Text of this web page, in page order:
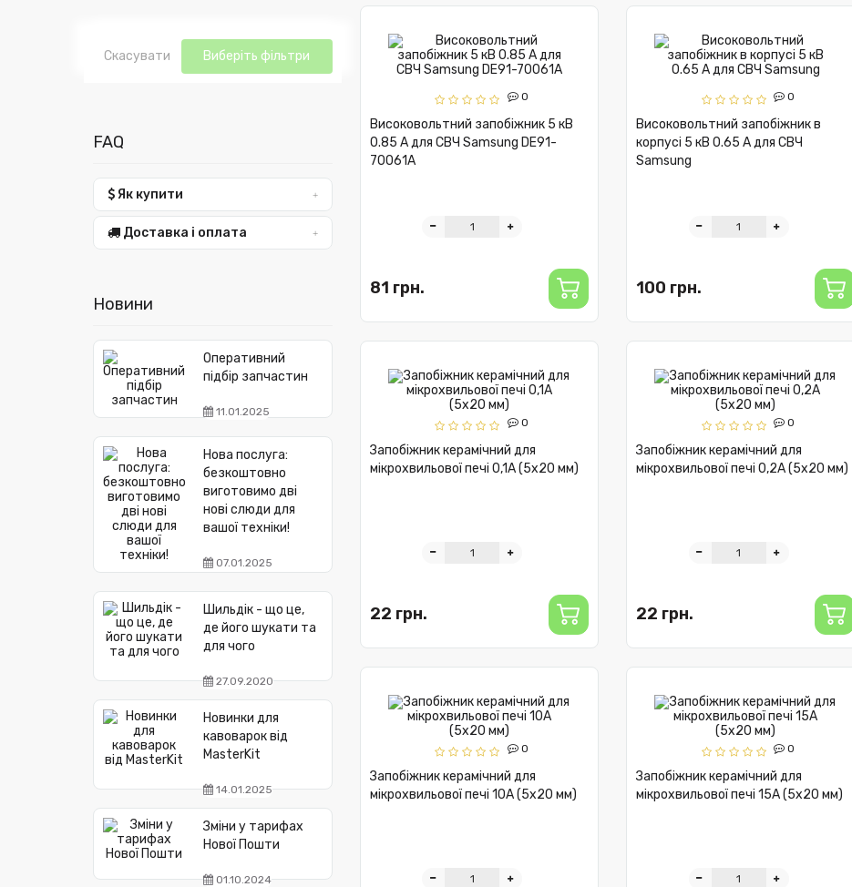
Скасувати Виберіть фільтри
FAQ
Як купити
Доставка і оплата
Новини
Оперативний
підбір запчастин
11.01.2025
Нова послуга:
безкоштовно
виготовимо дві
нові слюди для
вашої техніки!
07.01.2025
Шильдік - що це,
де його шукати та
для чого
27.09.2020
Новинки для
кавоварок від
MasterKit
14.01.2025
Зміни у тарифах
Нової Пошти
01.10.2024
0
Високовольтний запобіжник 5 кВ
0.85 A для СВЧ Samsung DE91-
70061A
81 грн.
0
Високовольтний запобіжник в
корпусі 5 кВ 0.65 A для СВЧ
Samsung
100 грн.
0
Запобіжник керамічний для
мікрохвильової печі 0,1А (5x20 мм)
22 грн.
0
Запобіжник керамічний для
мікрохвильової печі 0,2А (5x20 мм)
22 грн.
0
Запобіжник керамічний для
мікрохвильової печі 10А (5x20 мм)
0
Запобіжник керамічний для
мікрохвильової печі 15А (5x20 мм)